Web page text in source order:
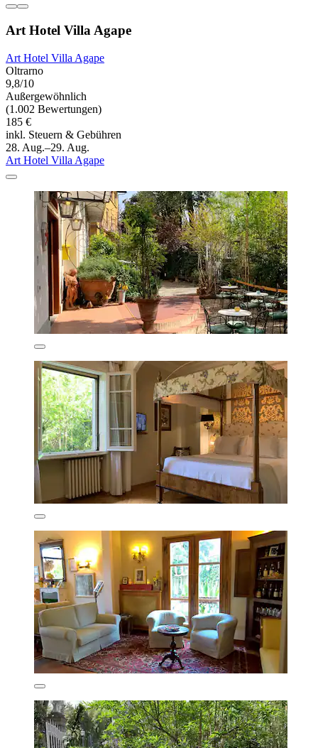
Art Hotel Villa Agape
Art Hotel Villa Agape
Oltrarno
9,8/10
Außergewöhnlich
(1.002 Bewertungen)
185 €
inkl. Steuern & Gebühren
28. Aug.–29. Aug.
Art Hotel Villa Agape